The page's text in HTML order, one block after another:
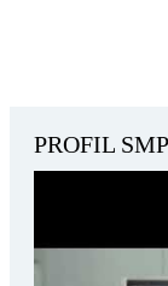
PROFIL